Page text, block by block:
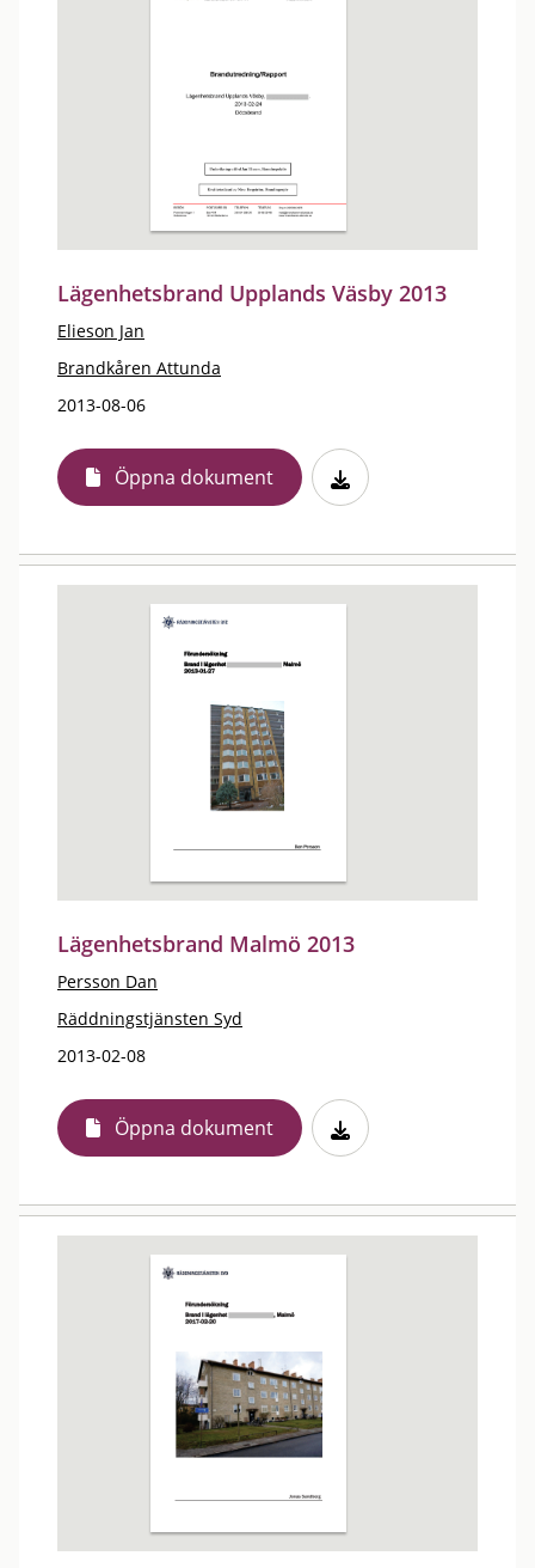
Lägenhetsbrand Upplands Väsby 2013
Elieson Jan
Brandkåren Attunda
2013-08-06
Öppna dokument
Lägenhetsbrand Malmö 2013
Persson Dan
Räddningstjänsten Syd
2013-02-08
Öppna dokument